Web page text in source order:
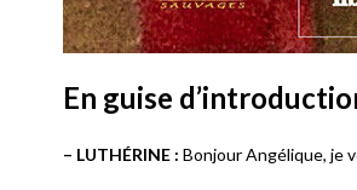
En guise
– LUTHÉRINE : Bonjour Angélique, je